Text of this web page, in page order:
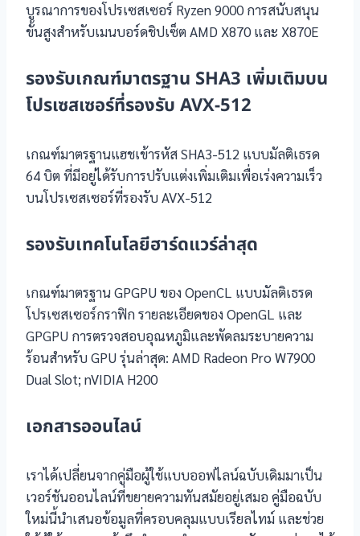
บูรณาการของโปรเซสเซอร์ Ryzen 9000 การสนับสนุน
ขั้นสูงสำหรับเมนบอร์ดชิปเซ็ต AMD X870 และ X870E
รองรับเกณฑ์มาตรฐาน SHA3 เพิ่มเติมบน
โปรเซสเซอร์ที่รองรับ AVX-512
เกณฑ์มาตรฐานแฮชเข้ารหัส SHA3-512 แบบมัลติเธรด
64 บิต ที่มีอยู่ได้รับการปรับแต่งเพิ่มเติมเพื่อเร่งความเร็ว
บนโปรเซสเซอร์ที่รองรับ AVX-512
รองรับเทคโนโลยีฮาร์ดแวร์ล่าสุด
เกณฑ์มาตรฐาน GPGPU ของ OpenCL แบบมัลติเธรด
โปรเซสเซอร์กราฟิก รายละเอียดของ OpenGL และ
GPGPU การตรวจสอบอุณหภูมิและพัดลมระบายความ
ร้อนสำหรับ GPU รุ่นล่าสุด: AMD Radeon Pro W7900
Dual Slot; nVIDIA H200
เอกสารออนไลน์
เราได้เปลี่ยนจากคู่มือผู้ใช้แบบออฟไลน์ฉบับเดิมมาเป็น
เวอร์ชันออนไลน์ที่ขยายความทันสมัยอยู่เสมอ คู่มือฉบับ
ใหม่นี้นำเสนอข้อมูลที่ครอบคลุมแบบเรียลไทม์ และช่วย